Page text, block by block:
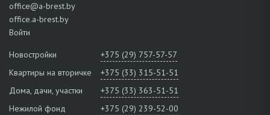
office@a-brest.by
office.a-brest.by
Войти
Новостройки
+375 (29) 757-57-57
Квартиры на вторичке
+375 (33) 315-51-51
Дома, дачи, участки
+375 (33) 363-51-51
Нежилой фонд
+375 (29) 239-52-00